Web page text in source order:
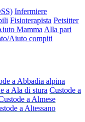
Infermiere
Fisioterapista Petsitter
Mamma Alla pari
Aiuto compiti
a Abbadia alpina
a Ala di stura Custode a
a Almese
a Altessano